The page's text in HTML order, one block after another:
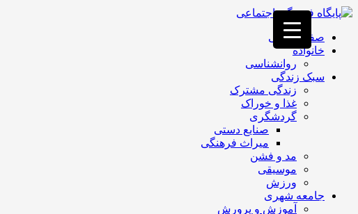
فصد
غرب
تهران
خشکشویی
تصفیه
تهران
صفحه اصلی
خانواده
روانشناسی
سبک زندگی
زندگی مشترک
غذا و خوراک
گردشگری
صنایع دستی
میراث فرهنگی
مد و فشن
موسیقی
ورزش
جامعه شهری
آموزش و پرورش